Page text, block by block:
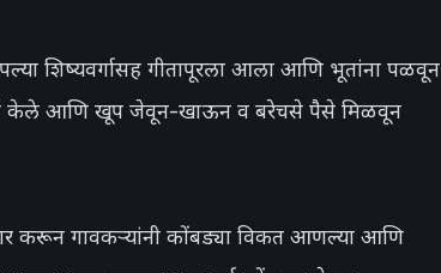
आपल्या शिष्यवर्गासह गीतापूरला आला आणि भूतांना पळवून
केले आणि खूप जेवून-खाऊन व बरेचसे पैसे मिळवून
करून गावकऱ्यांनी कोंबड्या विकत आणल्या आणि